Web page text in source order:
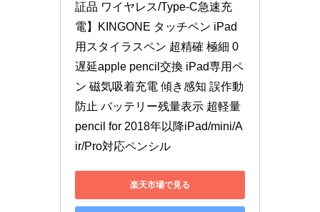
証品 ワイヤレス/Type-C急速充
電】KINGONE タッチペン iPad
用スタイラスペン 超精確 極細 0
遅延apple pencil交換 iPad専用ペ
ン 磁気吸着充電 傾き感知 誤作動
防止 バッテリー残量表示 超軽量
pencil for 2018年以降iPad/mini/A
ir/Pro対応ペンシル
楽天市場で見る